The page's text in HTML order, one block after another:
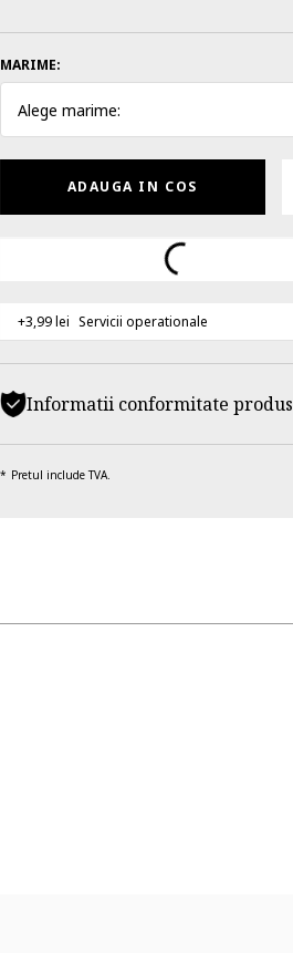
MARIME:
Alege marime:
ADAUGA IN COS
+3,99 lei Servicii operationale
Informatii conformitate produs
Pretul include TVA.